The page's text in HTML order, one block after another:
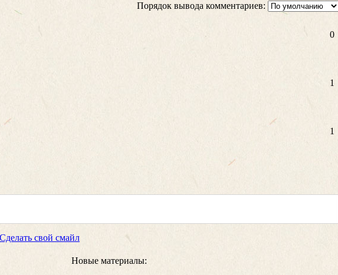
Порядок вывода комментариев:
0
1
1
Сделать свой смайл
Новые материалы: